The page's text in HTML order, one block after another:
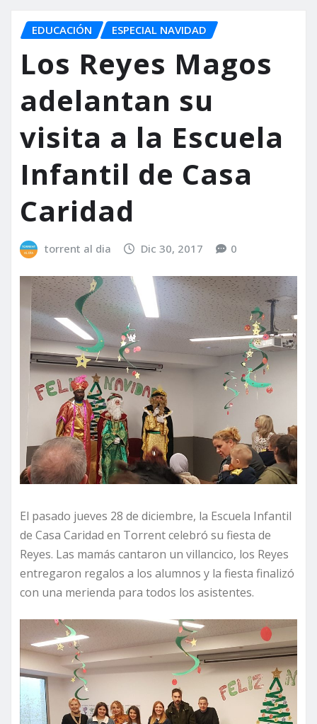
EDUCACIÓN ESPECIAL NAVIDAD
Los Reyes Magos
adelantan su
visita a la Escuela
Infantil de Casa
Caridad
torrent al dia Dic 30, 2017 0
El pasado jueves 28 de diciembre, la Escuela Infantil
de Casa Caridad en Torrent celebró su fiesta de
Reyes. Las mamás cantaron un villancico, los Reyes
entregaron regalos a los alumnos y la fiesta finalizó
con una merienda para todos los asistentes.